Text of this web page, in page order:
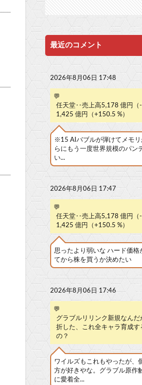
最近のコメント
2026年8月06日 17:48
💬
任天堂‥売上高5,178 億円（
1,425 億円（+150.5 %）
※15 AIバブルが弾けてメモリ
らにもう一度世界規模のパン
い...
2026年8月06日 17:47
💬
任天堂‥売上高5,178 億円（
1,425 億円（+150.5 %）
思ったより弱いな ハード価格
てから株を買うか決めたい
2026年8月06日 17:46
💬
グラブルリリンク新規なん
折した、これ全キャラ育成
の？
ワイルズもこれもやったが、
方が好きやな。グラブル原作
に愛着全...